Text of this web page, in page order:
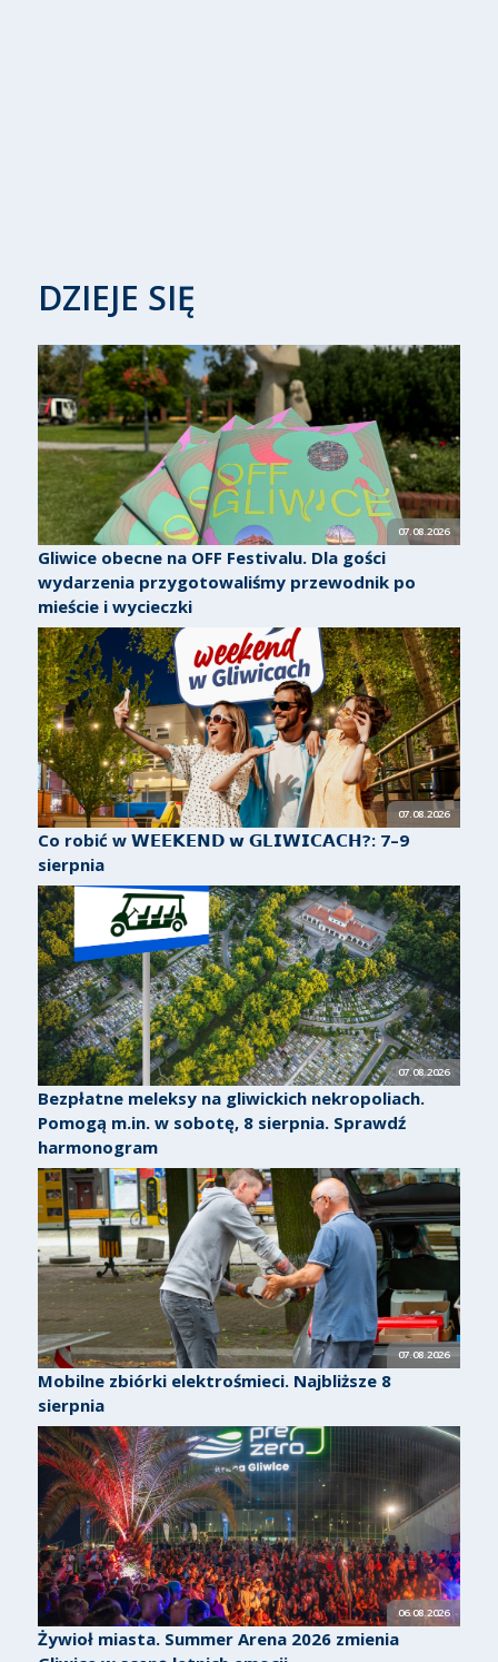
DZIEJE SIĘ
07.08.2026
Gliwice obecne na OFF Festivalu. Dla gości
wydarzenia przygotowaliśmy przewodnik po
mieście i wycieczki
07.08.2026
Co robić w 𝗪𝗘𝗘𝗞𝗘𝗡𝗗 𝘄 𝗚𝗟𝗜𝗪𝗜𝗖𝗔𝗖𝗛?: 7–9
sierpnia
07.08.2026
Bezpłatne meleksy na gliwickich nekropoliach.
Pomogą m.in. w sobotę, 8 sierpnia. Sprawdź
harmonogram
07.08.2026
Mobilne zbiórki elektrośmieci. Najbliższe 8
sierpnia
06.08.2026
Żywioł miasta. Summer Arena 2026 zmienia